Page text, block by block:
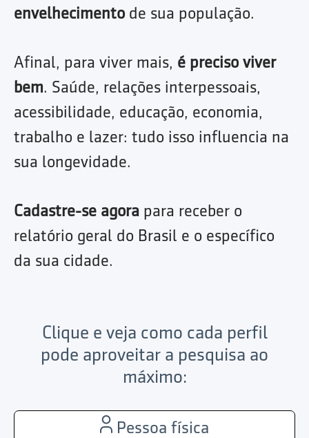
envelhecimento de sua população.
Afinal, para viver mais, é preciso viver
bem. Saúde, relações interpessoais,
acessibilidade, educação, economia,
trabalho e lazer: tudo isso influencia na
sua longevidade.
Cadastre-se agora para receber o
relatório geral do Brasil e o específico
da sua cidade.
Clique e veja como cada perfil
pode aproveitar a pesquisa ao
máximo:
Pessoa física